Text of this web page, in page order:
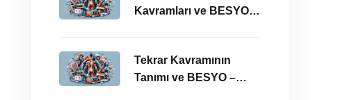
Kavramları ve BESYO
Tekrar Kavramının
Tanımı ve BESYO –